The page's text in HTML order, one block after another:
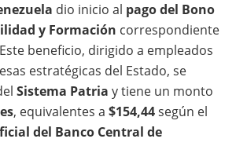
dio inicio al pago del Bono
y Formación correspondiente
beneficio, dirigido a empleados
estratégicas del Estado, se
Sistema Patria y tiene un monto
, equivalentes a $154,44según el
del Banco Central de